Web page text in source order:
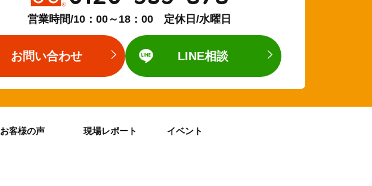
営業時間/10：00～18：00 定休日/水曜日
お問い合わせ LINE相談
お客様の声 現場レポート イベント